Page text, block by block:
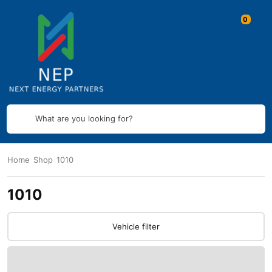
What are you looking for?
Home Shop 1010
1010
Vehicle filter